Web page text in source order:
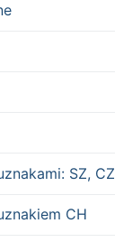
SZ, CZ
CH